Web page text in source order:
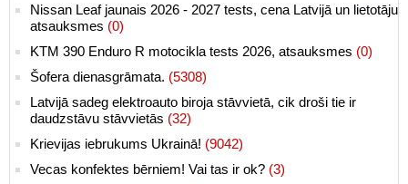
Nissan Leaf jaunais 2026 - 2027 tests, cena Latvijā un lietotāju
atsauksmes (0)
KTM 390 Enduro R motocikla tests 2026, atsauksmes (0)
Šofera dienasgrāmata. (5308)
Latvijā sadeg elektroauto biroja stāvvietā, cik droši tie ir
daudzstāvu stāvvietās (32)
Krievijas iebrukums Ukrainā! (9042)
Vecas konfektes bērniem! Vai tas ir ok? (3)